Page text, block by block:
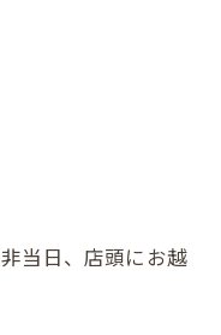
当日、店頭にお越